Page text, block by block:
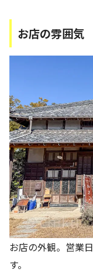
お店の雰囲気
お店の外観。営業
す。